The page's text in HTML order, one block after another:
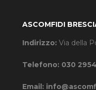
ASCOMFIDI
Indirizzo: Via della
Telefono: 030
Email: